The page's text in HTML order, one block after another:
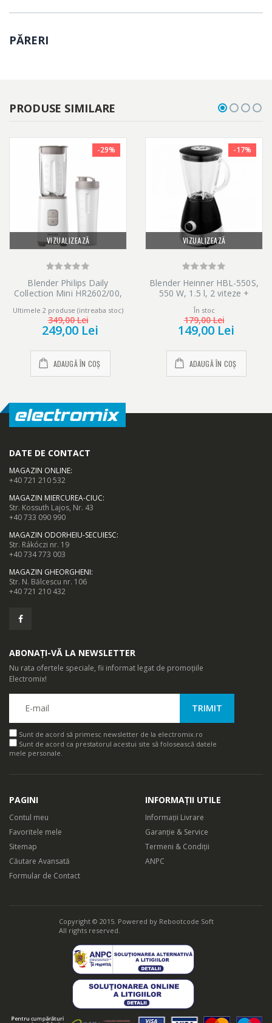
PĂRERI
PRODUSE SIMILARE
VIZUALIZEAZĂ
-29%
Blender Philips Daily
Collection Mini HR2602/00,
Alb
Ultimele 2 produse (intreaba stoc)
349,00 Lei
249,00 Lei
ADAUGĂ ÎN COȘ
VIZUALIZEAZĂ
-17%
Blender Heinner HBL-550S,
550 W, 1.5 l, 2 viteze +
În stoc
179,00 Lei
149,00 Lei
ADAUGĂ ÎN COȘ
DATE DE CONTACT
MAGAZIN ONLINE:
+40 721 210 532
MAGAZIN MIERCUREA-CIUC:
Str. Kossuth Lajos, Nr. 43
+40 733 090 990
MAGAZIN ODORHEIU-SECUIESC:
Str. Rákóczi nr. 19
+40 734 773 003
MAGAZIN GHEORGHENI:
Str. N. Bălcescu nr. 106
+40 721 210 432
ABONAȚI-VĂ LA NEWSLETTER
Nu rata ofertele speciale, fii informat legat de promoțiile
Electromix!
Sunt de acord să primesc newsletter de la electromix.ro
Sunt de acord ca prestatorul acestui site să folosească datele
mele personale.
PAGINI
Contul meu
Favoritele mele
Sitemap
Căutare Avansată
Formular de Contact
INFORMAȚII UTILE
Informații Livrare
Garanție & Service
Termeni & Condiții
ANPC
Copyright © 2015. Powered by Rebootcode Soft
All rights reserved.